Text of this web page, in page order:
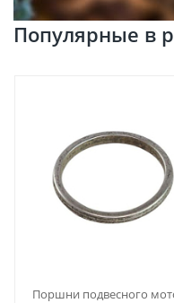
Популярные в
Поршни подвесного